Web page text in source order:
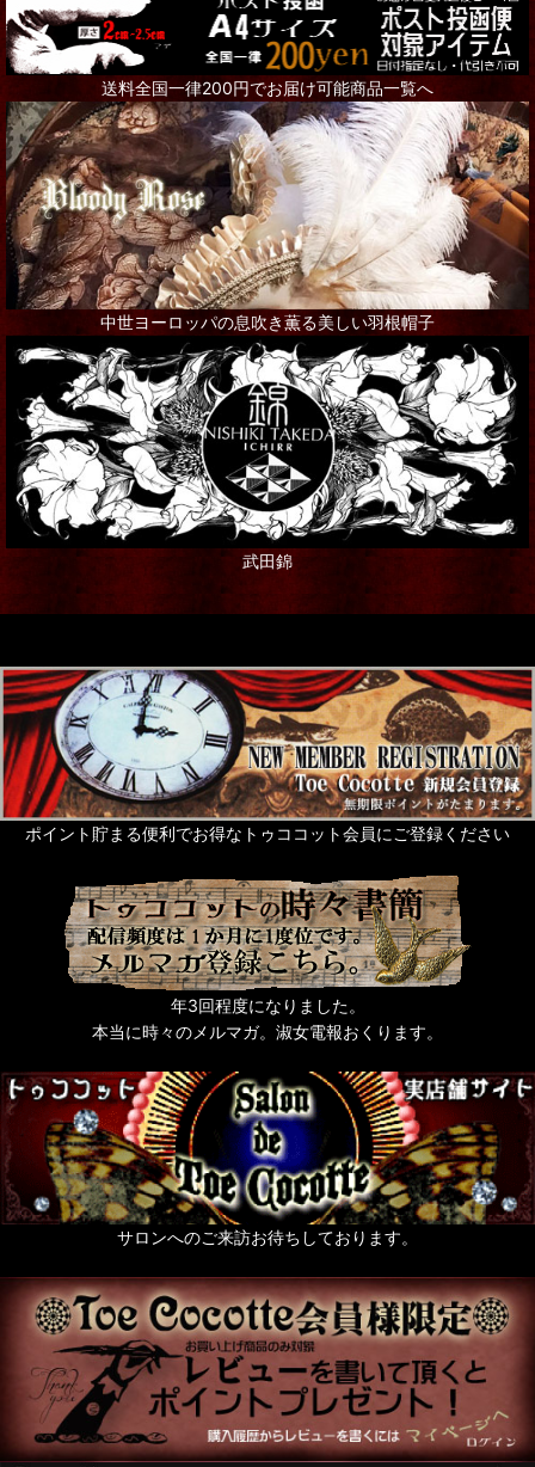
Steampunk Goggles
リング
ネックレス
ピアス
ブローチ
その他アクセサリー
インテリア
シャンデリア・ランプ
写真・アート・ポスター
本・書籍
ポストカード
ステーショナリー
ギフト
グリーティングカード
Rose de Reficul et Guiggles
サシェ・芳香剤・入浴剤他
タッセル
猫なもの
うさぎなもの
梟ーふくろうー
zoo 色々動物なもの
薔薇なもの。
天使なもの。
ポスト投函便発送OKのお品
送料無料まで後少し（500円以下のお品）
絢爛黄金色装飾品の頁
For KID's and Baby and FANY
送料全国一律200円でお届け可能商品一覧へ
中世ヨーロッパの息吹き薫る美しい羽根帽子
武田錦
ポイント貯まる便利でお得なトゥココット会員にご登録ください
年3回程度になりました。
本当に時々のメルマガ。淑女電報おくります。
サロンへのご来訪お待ちしております。